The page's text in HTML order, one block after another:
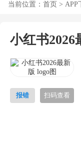
当前位置： 首页 > APP
小红书2026
报错 扫码查看